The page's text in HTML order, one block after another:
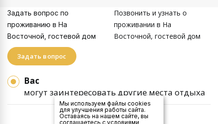
Задать вопрос по
проживанию в На
Восточной, гостевой дом
Задать вопрос
Позвонить и узнать о
проживании в На
Восточной, гостевой дом
Вас
могут заинтересовать другие места отдыха
Мы используем файлы cookies
для улучшения работы сайта.
Оставаясь на нашем сайте, вы
соглашаетесь с условиями